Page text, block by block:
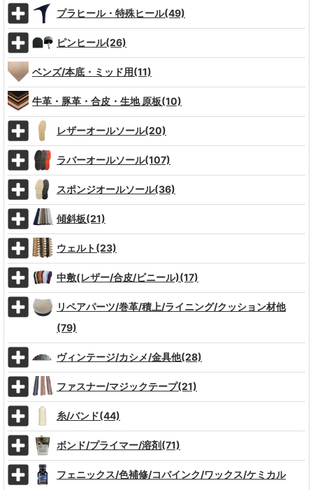
プラヒール・特殊ヒール(49)
ピンヒール(26)
ベンズ/本底・ミッド用(11)
牛革・豚革・合皮・生地 原板(10)
レザーオールソール(20)
ラバーオールソール(107)
スポンジオールソール(36)
傾斜板(21)
ウェルト(23)
中敷(レザー/合皮/ビニール)(17)
リペアパーツ/巻革/積上/ライニング/クッション材他
(79)
ヴィンテージ/カシメ/金具他(28)
ファスナー/マジックテープ(21)
糸/バンド(44)
ボンド/プライマー/溶剤(71)
フェニックス/色補修/コバインク/ワックス/ケミカル